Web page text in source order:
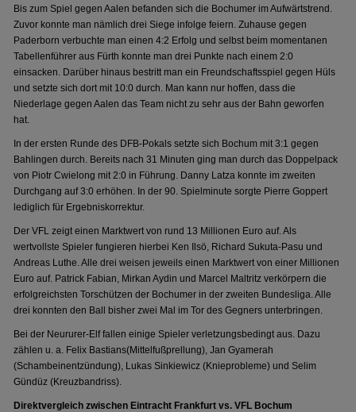
Bis zum Spiel gegen Aalen befanden sich die Bochumer im Aufwärtstrend.
Zuvor konnte man nämlich drei Siege infolge feiern. Zuhause gegen
Paderborn verbuchte man einen 4:2 Erfolg und selbst beim momentanen
Tabellenführer aus Fürth konnte man drei Punkte nach einem 2:0
einsacken. Darüber hinaus bestritt man ein Freundschaftsspiel gegen Hüls
und setzte sich dort mit 10:0 durch. Man kann nur hoffen, dass die
Niederlage gegen Aalen das Team nicht zu sehr aus der Bahn geworfen
hat.
In der ersten Runde des DFB-Pokals setzte sich Bochum mit 3:1 gegen
Bahlingen durch. Bereits nach 31 Minuten ging man durch das Doppelpack
von Piotr Cwielong mit 2:0 in Führung. Danny Latza konnte im zweiten
Durchgang auf 3:0 erhöhen. In der 90. Spielminute sorgte Pierre Goppert
lediglich für Ergebniskorrektur.
Der VFL zeigt einen Marktwert von rund 13 Millionen Euro auf. Als
wertvollste Spieler fungieren hierbei Ken Ilsö, Richard Sukuta-Pasu und
Andreas Luthe. Alle drei weisen jeweils einen Marktwert von einer Millionen
Euro auf. Patrick Fabian, Mirkan Aydin und Marcel Maltritz verkörpern die
erfolgreichsten Torschützen der Bochumer in der zweiten Bundesliga. Alle
drei konnten den Ball bisher zwei Mal im Tor des Gegners unterbringen.
Bei der Neururer-Elf fallen einige Spieler verletzungsbedingt aus. Dazu
zählen u. a. Felix Bastians(Mittelfußprellung), Jan Gyamerah
(Schambeinentzündung), Lukas Sinkiewicz (Knieprobleme) und Selim
Gündüz (Kreuzbandriss).
Direktvergleich zwischen Eintracht Frankfurt vs. VFL Bochum